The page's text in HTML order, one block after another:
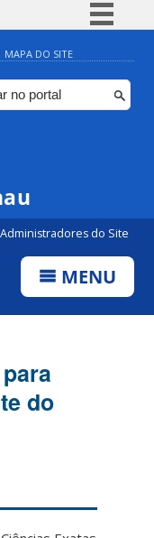
Simplifique!
Comunica BR
Participe
Canais
MAPA DO SITE
Administradores do Site
MENU
do